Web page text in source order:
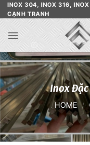
Skip
to
content
INOX 304, INOX 316,
CẠNH TRANH
Inox Đặc
HOME /